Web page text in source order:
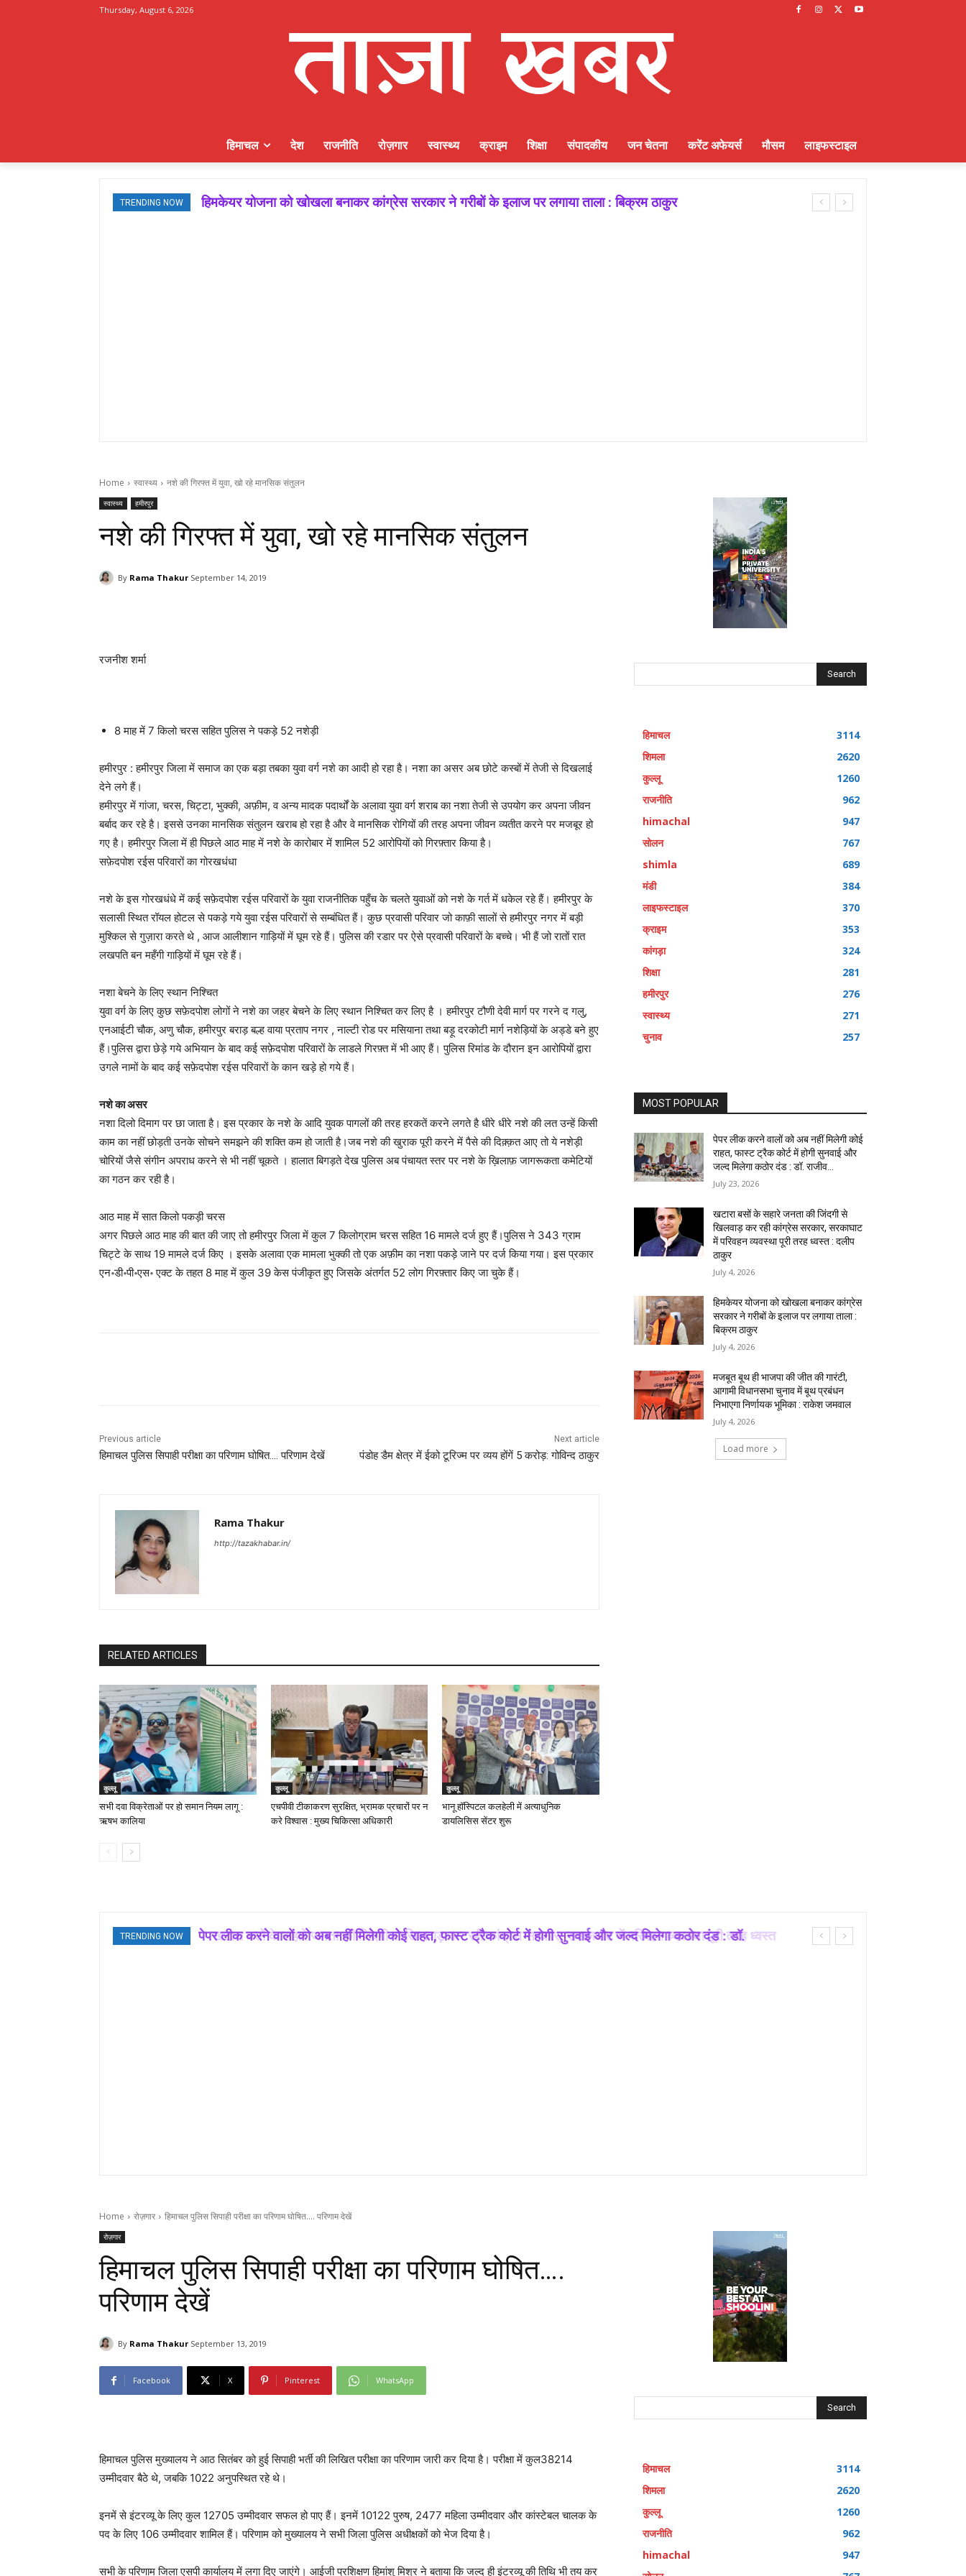
Thursday, August 6, 2026
हिमाचल देश राजनीति रोज़गार स्वास्थ्य क्राइम शिक्षा संपादकीय जन चेतना करेंट अफेयर्स मौसम लाइफस्टाइल
TRENDING NOW हिमकेयर योजना को खोखला बनाकर कांग्रेस सरकार ने गरीबों के इलाज पर लगाया ताला : बिक्रम ठाकुर
Home स्वास्थ्य नशे की गिरफ्त में युवा, खो रहे मानसिक संतुलन
स्वास्थ्य हमीरपुर
नशे की गिरफ्त में युवा, खो रहे मानसिक संतुलन
By Rama Thakur September 14, 2019
रजनीश शर्मा
8 माह में 7 किलो चरस सहित पुलिस ने पकड़े 52 नशेड़ी
हमीरपुर : हमीरपुर जिला में समाज का एक बड़ा तबका युवा वर्ग नशे का आदी हो रहा है। नशा का असर अब छोटे कस्बों में तेजी से दिखलाई
देने लगे हैं।
हमीरपुर में गांजा, चरस, चिट्टा, भुक्की, अफ़ीम, व अन्य मादक पदार्थों के अलावा युवा वर्ग शराब का नशा तेजी से उपयोग कर अपना जीवन
बर्बाद कर रहे है। इससे उनका मानसिक संतुलन खराब हो रहा है और वे मानसिक रोगियों की तरह अपना जीवन व्यतीत करने पर मजबूर हो
गए है। हमीरपुर जिला में ही पिछले आठ माह में नशे के कारोबार में शामिल 52 आरोपियों को गिरफ़्तार किया है।
सफ़ेदपोश रईस परिवारों का गोरखधंधा
नशे के इस गोरखधंधे में कई सफ़ेदपोश रईस परिवारों के युवा राजनीतिक पहुँच के चलते युवाओं को नशे के गर्त में धकेल रहे हैं। हमीरपुर के
सलासी स्थित रॉयल होटल से पकड़े गये युवा रईस परिवारों से सम्बंधित हैं। कुछ प्रवासी परिवार जो काफ़ी सालों से हमीरपुर नगर में बड़ी
मुश्किल से गुज़ारा करते थे , आज आलीशान गाड़ियों में घूम रहे हैं। पुलिस की रडार पर ऐसे प्रवासी परिवारों के बच्चे। भी हैं जो रातों रात
लखपति बन महँगी गाड़ियों में घूम रहे हैं।
नशा बेचने के लिए स्थान निश्चित
युवा वर्ग के लिए कुछ सफ़ेदपोश लोगों ने नशे का जहर बेचने के लिए स्थान निश्चित कर लिए है । हमीरपुर टौणी देवी मार्ग पर गरने द गलु,
एनआईटी चौक, अणु चौक, हमीरपुर बराड़ बल्ह वाया प्रताप नगर , नाल्टी रोड पर मसियाना तथा बड़ू दरकोटी मार्ग नशेड़ियों के अड्डे बने हुए
हैं।पुलिस द्वारा छेड़े गये अभियान के बाद कई सफ़ेदपोश परिवारों के लाडले गिरफ़्त में भी आए हैं। पुलिस रिमांड के दौरान इन आरोपियों द्वारा
उगले नामों के बाद कई सफ़ेदपोश रईस परिवारों के कान खड़े हो गये हैं।
नशे का असर
नशा दिलो दिमाग पर छा जाता है। इस प्रकार के नशे के आदि युवक पागलों की तरह हरकतें करने लगते है धीरे धीरे नशे की लत उन्हें किसी
काम का नहीं छोड़ती उनके सोचने समझने की शक्ति कम हो जाती है।जब नशे की खुराक पूरी करने में पैसे की दिक़्क़त आए तो ये नशेड़ी
चोरियों जैसे संगीन अपराध करने से भी नहीं चूकते । हालात बिगड़ते देख पुलिस अब पंचायत स्तर पर नशे के ख़िलाफ़ जागरूकता कमेटियों
का गठन कर रही है।
आठ माह में सात किलो पकड़ी चरस
अगर पिछले आठ माह की बात की जाए तो हमीरपुर जिला में कुल 7 किलोग्राम चरस सहित 16 मामले दर्ज हुए हैं।पुलिस ने 343 ग्राम
चिट्टे के साथ 19 मामले दर्ज किए । इसके अलावा एक मामला भुक्की तो एक अफ़ीम का नशा पकड़े जाने पर दर्ज किया गया। इस प्रकार
एन॰डी॰पी॰एस॰ एक्ट के तहत 8 माह में कुल 39 केस पंजीकृत हुए जिसके अंतर्गत 52 लोग गिरफ़्तार किए जा चुके हैं।
Previous article
हिमाचल पुलिस सिपाही परीक्षा का परिणाम घोषित…. परिणाम देखें
Next article
पंडोह डैम क्षेत्र में ईको टूरिज्म पर व्यय होंगें 5 करोड़: गोविन्द ठाकुर
Rama Thakur
http://tazakhabar.in/
RELATED ARTICLES
कुल्लू
सभी दवा विक्रेताओं पर हो समान नियम लागू :
ऋषभ कालिया
कुल्लू
एचपीवी टीकाकरण सुरक्षित, भ्रामक प्रचारों पर न
करे विश्वास : मुख्य चिकित्सा अधिकारी
कुल्लू
भानू हॉस्पिटल कलहेली में अत्याधुनिक
डायलिसिस सेंटर शुरू
Search
हिमाचल
3114
शिमला
2620
कुल्लू
1260
राजनीति
962
himachal
947
सोलन
767
shimla
689
मंडी
384
लाइफस्टाइल
370
क्राइम
353
कांगड़ा
324
शिक्षा
281
हमीरपुर
276
स्वास्थ्य
271
चुनाव
257
MOST POPULAR
पेपर लीक करने वालों को अब नहीं मिलेगी कोई
राहत, फास्ट ट्रैक कोर्ट में होगी सुनवाई और
जल्द मिलेगा कठोर दंड : डॉ. राजीव...
July 23, 2026
खटारा बसों के सहारे जनता की जिंदगी से
खिलवाड़ कर रही कांग्रेस सरकार, सरकाघाट
में परिवहन व्यवस्था पूरी तरह ध्वस्त : दलीप
ठाकुर
July 4, 2026
हिमकेयर योजना को खोखला बनाकर कांग्रेस
सरकार ने गरीबों के इलाज पर लगाया ताला :
बिक्रम ठाकुर
July 4, 2026
मजबूत बूथ ही भाजपा की जीत की गारंटी,
आगामी विधानसभा चुनाव में बूथ प्रबंधन
निभाएगा निर्णायक भूमिका : राकेश जमवाल
July 4, 2026
Load more